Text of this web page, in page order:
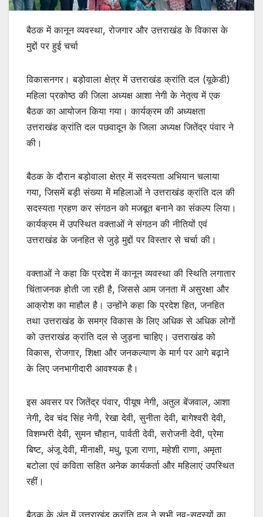
बैठक में कानून व्यवस्था, रोजगार और उत्तराखंड के विकास के
मुद्दों पर हुई चर्चा
विकासनगर। बड़ोवाला क्षेत्र में उत्तराखंड क्रांति दल (यूकेडी)
महिला प्रकोष्ठ की जिला अध्यक्ष आशा नेगी के नेतृत्व में एक
बैठक का आयोजन किया गया। कार्यक्रम की अध्यक्षता
उत्तराखंड क्रांति दल पछवादून के जिला अध्यक्ष जितेंद्र पंवार ने
की।
बैठक के दौरान बड़ोवाला क्षेत्र में सदस्यता अभियान चलाया
गया, जिसमें बड़ी संख्या में महिलाओं ने उत्तराखंड क्रांति दल की
सदस्यता ग्रहण कर संगठन को मजबूत बनाने का संकल्प लिया।
कार्यक्रम में उपस्थित वक्ताओं ने संगठन की नीतियों एवं
उत्तराखंड के जनहित से जुड़े मुद्दों पर विस्तार से चर्चा की।
वक्ताओं ने कहा कि प्रदेश में कानून व्यवस्था की स्थिति लगातार
चिंताजनक होती जा रही है, जिससे आम जनता में असुरक्षा और
आक्रोश का माहौल है। उन्होंने कहा कि प्रदेश हित, जनहित
तथा उत्तराखंड के समग्र विकास के लिए अधिक से अधिक लोगों
को उत्तराखंड क्रांति दल से जुड़ना चाहिए। उत्तराखंड को
विकास, रोजगार, शिक्षा और जनकल्याण के मार्ग पर आगे बढ़ाने
के लिए जनभागीदारी आवश्यक है।
इस अवसर पर जितेंद्र पंवार, पीयूष नेगी, अतुल बेंजवाल, आशा
नेगी, देव चंद सिंह नेगी, रेखा देवी, सुनीता देवी, बागेश्वरी देवी,
विशम्भरी देवी, सुमन चौहान, पार्वती देवी, सरोजनी देवी, प्रेमा
बिष्ट, अंजू देवी, मीनाक्षी, मधु, पूजा राणा, महेशी राणा, अमृता
बटोला एवं कविता सहित अनेक कार्यकर्ता और महिलाएं उपस्थित
रहीं।
बैठक के अंत में उत्तराखंड क्रांति दल ने सभी नव-सदस्यों का